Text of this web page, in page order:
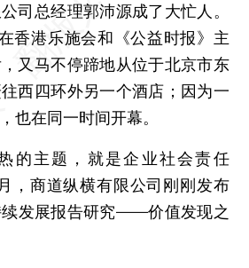
总经理郭沛源成了大忙人。
香港乐施会和《公益时报》主
又马不停蹄地从位于北京市东
西四环外另一个酒店；因为一
也在同一时间开幕。
主题，就是企业社会责任
，商道纵横有限公司刚刚发布
续发展报告研究——价值发现之